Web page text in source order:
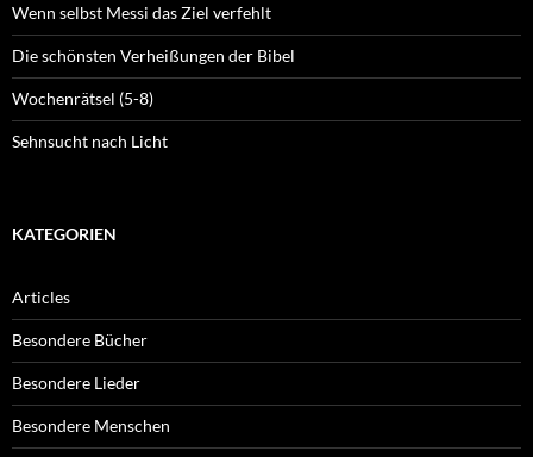
Wenn selbst Messi das Ziel verfehlt
Die schönsten Verheißungen der Bibel
Wochenrätsel (5-8)
Sehnsucht nach Licht
KATEGORIEN
Articles
Besondere Bücher
Besondere Lieder
Besondere Menschen